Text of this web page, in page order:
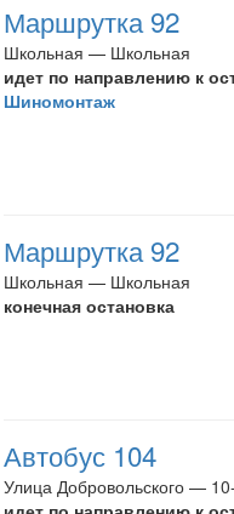
Маршрутка 92
Школьная — Школьная
идет по направлению к
Шиномонтаж
Маршрутка 92
Школьная — Школьная
конечная остановка
Автобус 104
Улица Добровольского —